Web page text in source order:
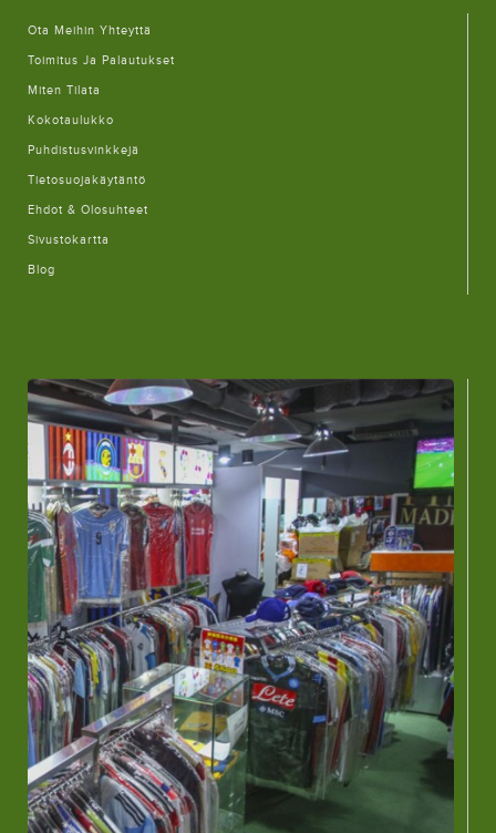
Ota Meihin Yhteyttä
Toimitus Ja Palautukset
Miten Tilata
Kokotaulukko
Puhdistusvinkkejä
Tietosuojakäytäntö
Ehdot & Olosuhteet
Sivustokartta
Blog